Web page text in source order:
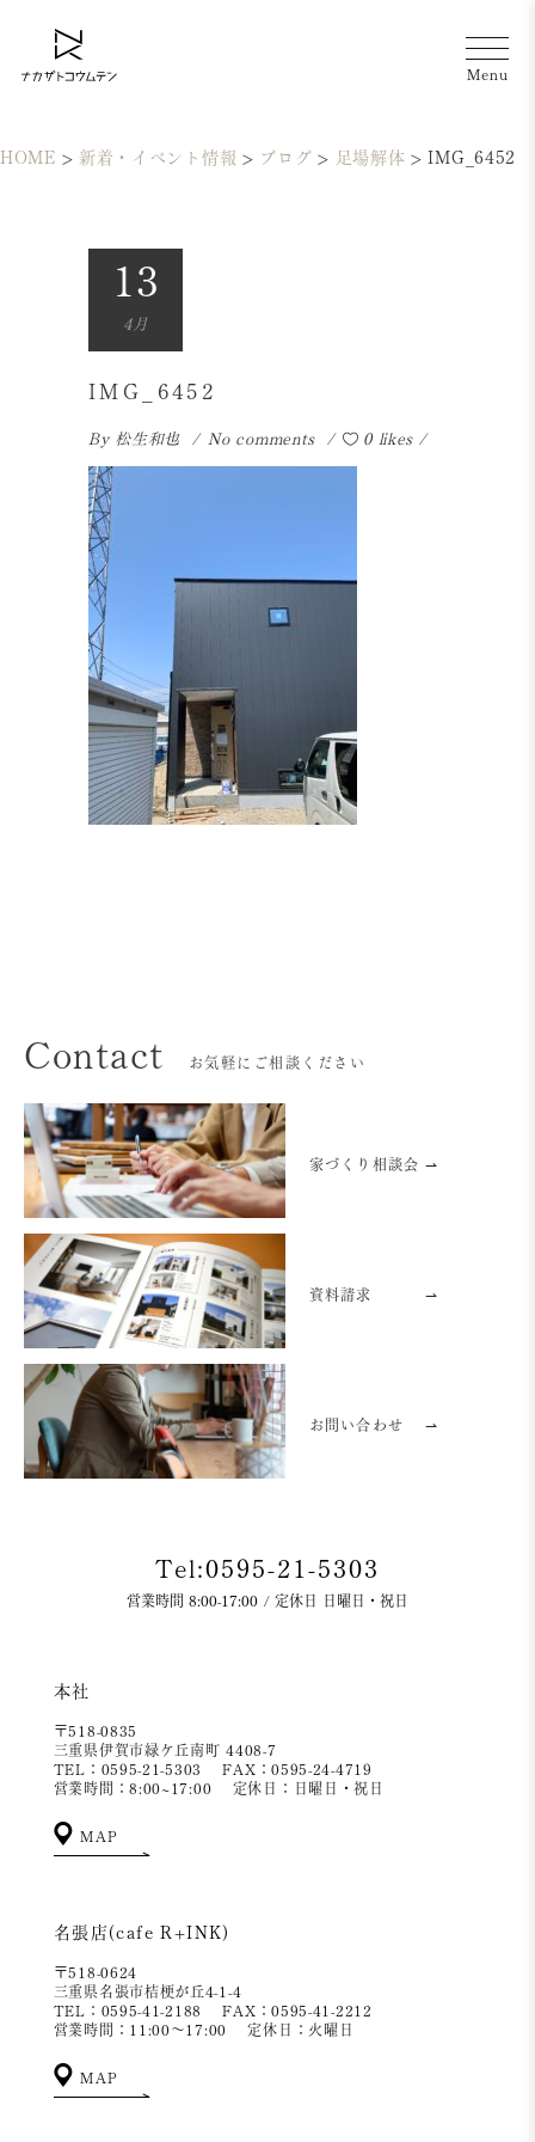
HOME > 新着・イベント情報 > ブログ > 足場解体 > IMG_6452
13
4月
IMG_6452
By 松生和也 No comments 0 likes
Contact お気軽にご相談ください
家づくり相談会 ⇀
資料請求 ⇀
お問い合わせ ⇀
Tel:0595-21-5303
営業時間 8:00-17:00 / 定休日 日曜日・祝日
本社
〒518-0835
三重県伊賀市緑ケ丘南町 4408-7
TEL：0595-21-5303
FAX：0595-24-4719
営業時間：8:00~17:00
定休日：日曜日・祝日
MAP
名張店(cafe R+INK)
〒518-0624
三重県名張市桔梗が丘4-1-4
TEL：0595-41-2188
FAX：0595-41-2212
営業時間：11:00～17:00
定休日：火曜日
MAP